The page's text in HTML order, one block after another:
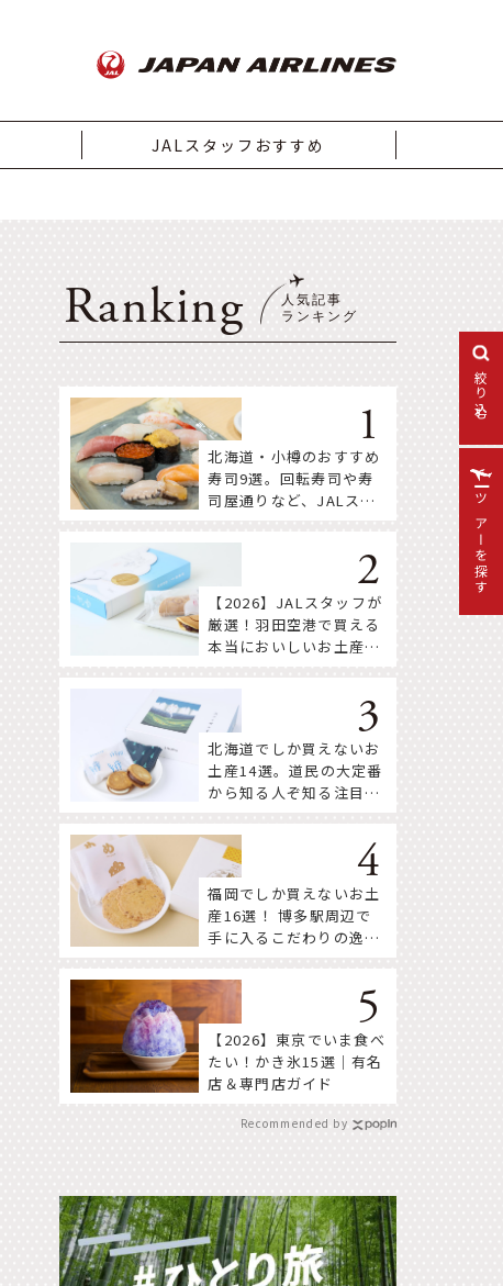
絞り込む
JALスタッフおすすめ
Ranking
北海道・小樽のおすすめ
寿司9選。回転寿司や寿
司屋通りなど、JALスタ
【2026】JALスタッフが
厳選！羽田空港で買える
本当においしいお土産18
北海道でしか買えないお
土産14選。道民の大定番
から知る人ぞ知る注目株
福岡でしか買えないお土
産16選！ 博多駅周辺で
手に入るこだわりの逸品
【2026】東京でいま食べ
たい！かき氷15選｜有名
店＆専門店ガイド
Recommended by
ツアーを探す